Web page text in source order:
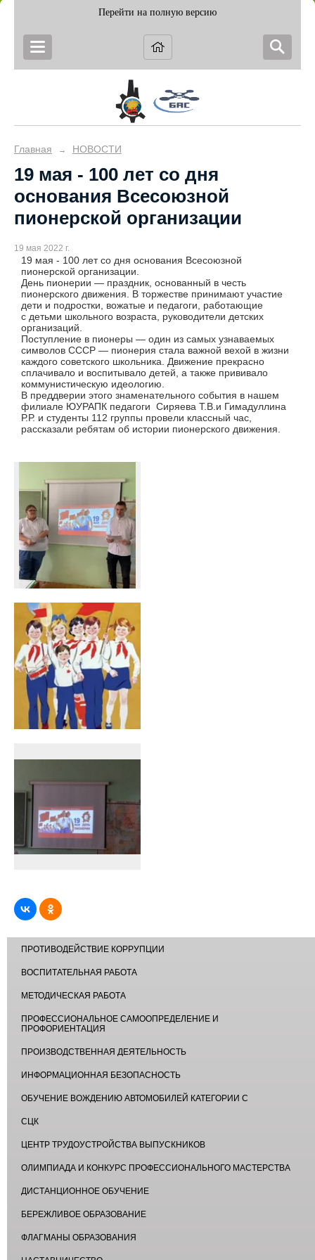
Перейти на полную версию
Главная → НОВОСТИ
19 мая - 100 лет со дня
основания Всесоюзной
пионерской организации
19 мая 2022 г.
19 мая - 100 лет со дня основания Всесоюзной
пионерской организации.
День пионерии — праздник, основанный в честь
пионерского движения. В торжестве принимают участие
дети и подростки, вожатые и педагоги, работающие
с детьми школьного возраста, руководители детских
организаций.
Поступление в пионеры — один из самых узнаваемых
символов СССР — пионерия стала важной вехой в жизни
каждого советского школьника. Движение прекрасно
сплачивало и воспитывало детей, а также прививало
коммунистическую идеологию.
В преддверии этого знаменательного события в нашем
филиале ЮУРАПК педагоги Сиряева Т.В.и Гимадуллина
Р.Р. и студенты 112 группы провели классный час,
рассказали ребятам об истории пионерского движения.
ПРОТИВОДЕЙСТВИЕ КОРРУПЦИИ
ВОСПИТАТЕЛЬНАЯ РАБОТА
МЕТОДИЧЕСКАЯ РАБОТА
ПРОФЕССИОНАЛЬНОЕ САМООПРЕДЕЛЕНИЕ И
ПРОФОРИЕНТАЦИЯ
ПРОИЗВОДСТВЕННАЯ ДЕЯТЕЛЬНОСТЬ
ИНФОРМАЦИОННАЯ БЕЗОПАСНОСТЬ
ОБУЧЕНИЕ ВОЖДЕНИЮ АВТОМОБИЛЕЙ КАТЕГОРИИ С
СЦК
ЦЕНТР ТРУДОУСТРОЙСТВА ВЫПУСКНИКОВ
ОЛИМПИАДА И КОНКУРС ПРОФЕССИОНАЛЬНОГО МАСТЕРСТВА
ДИСТАНЦИОННОЕ ОБУЧЕНИЕ
БЕРЕЖЛИВОЕ ОБРАЗОВАНИЕ
ФЛАГМАНЫ ОБРАЗОВАНИЯ